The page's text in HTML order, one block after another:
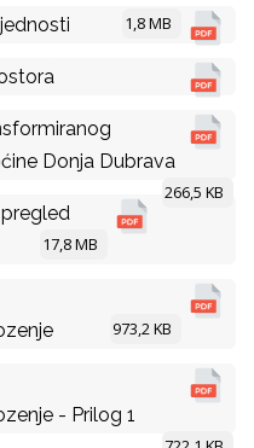
1,8 MB
Donja Dubrava
266,5 KB
17,8 MB
973,2 KB
- Prilog 1